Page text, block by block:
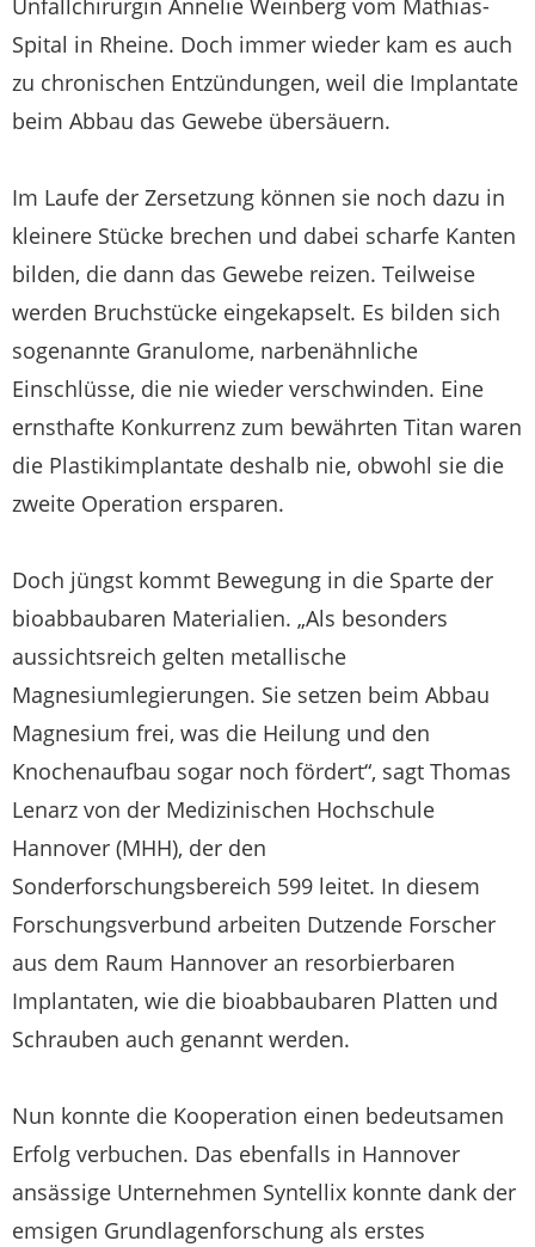
Unfallchirurgin Annelie Weinberg vom Mathias-
Spital in Rheine. Doch immer wieder kam es auch
zu chronischen Entzündungen, weil die Implantate
beim Abbau das Gewebe übersäuern.
Im Laufe der Zersetzung können sie noch dazu in
kleinere Stücke brechen und dabei scharfe Kanten
bilden, die dann das Gewebe reizen. Teilweise
werden Bruchstücke eingekapselt. Es bilden sich
sogenannte Granulome, narbenähnliche
Einschlüsse, die nie wieder verschwinden. Eine
ernsthafte Konkurrenz zum bewährten Titan waren
die Plastikimplantate deshalb nie, obwohl sie die
zweite Operation ersparen.
Doch jüngst kommt Bewegung in die Sparte der
bioabbaubaren Materialien. „Als besonders
aussichtsreich gelten metallische
Magnesiumlegierungen. Sie setzen beim Abbau
Magnesium frei, was die Heilung und den
Knochenaufbau sogar noch fördert“, sagt Thomas
Lenarz von der Medizinischen Hochschule
Hannover (MHH), der den
Sonderforschungsbereich 599 leitet. In diesem
Forschungsverbund arbeiten Dutzende Forscher
aus dem Raum Hannover an resorbierbaren
Implantaten, wie die bioabbaubaren Platten und
Schrauben auch genannt werden.
Nun konnte die Kooperation einen bedeutsamen
Erfolg verbuchen. Das ebenfalls in Hannover
ansässige Unternehmen Syntellix konnte dank der
emsigen Grundlagenforschung als erstes